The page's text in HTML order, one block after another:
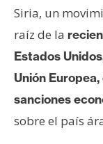
t
a
s
d
P
r
Siria, un
raíz de la
Estados
Unión
sanciones
sobre el país